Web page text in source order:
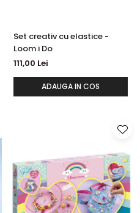
Set creativ cu elastice -
Loom i Do
111,00 Lei
ADAUGA IN COS